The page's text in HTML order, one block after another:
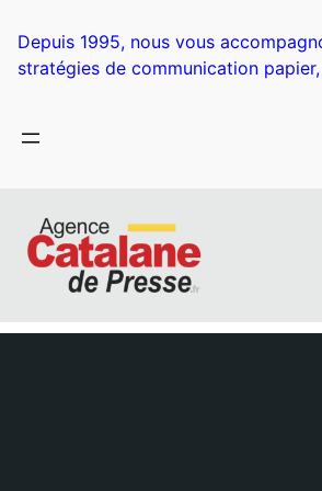
Depuis 1995, nous vous
stratégies de communication